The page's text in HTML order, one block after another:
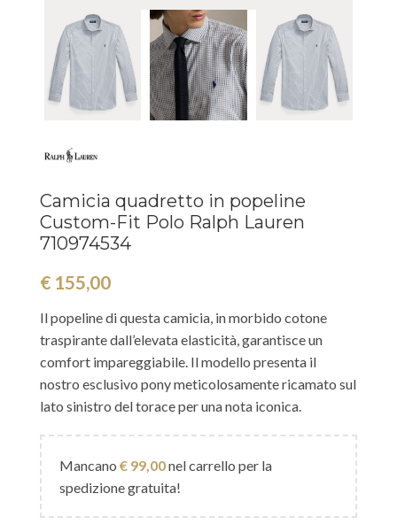
Camicia quadretto in popeline
Custom-Fit Polo Ralph Lauren
710974534
€ 155,00
Il popeline di questa camicia, in morbido cotone
traspirante dall’elevata elasticità, garantisce un
comfort impareggiabile. Il modello presenta il
nostro esclusivo pony meticolosamente ricamato sul
lato sinistro del torace per una nota iconica.
Mancano € 99,00nel carrello per la
spedizione gratuita!